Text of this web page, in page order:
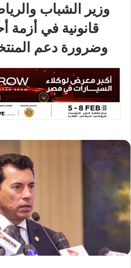
وزير الشباب
قانونية في أزمة
وضرورة دعم